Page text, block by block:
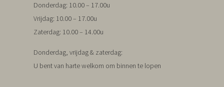
Donderdag: 10.00 – 17.00u
Vrijdag: 10.00 – 17.00u
Zaterdag: 10.00 – 14.00u
Donderdag, vrijdag & zaterdag:
U bent van harte welkom om binnen te lopen